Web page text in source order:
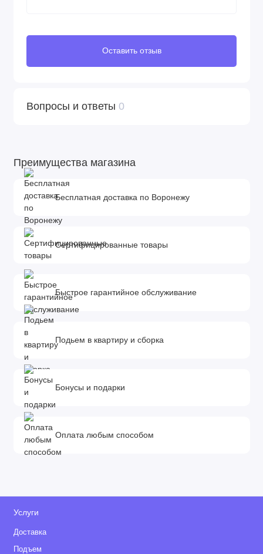
Оставить отзыв
Вопросы и ответы 0
Преимущества магазина
Бесплатная доставка по Воронежу
Сертифицированные товары
Быстрое гарантийное обслуживание
Подьем в квартиру и сборка
Бонусы и подарки
Оплата любым способом
Услуги
Доставка
Подъем